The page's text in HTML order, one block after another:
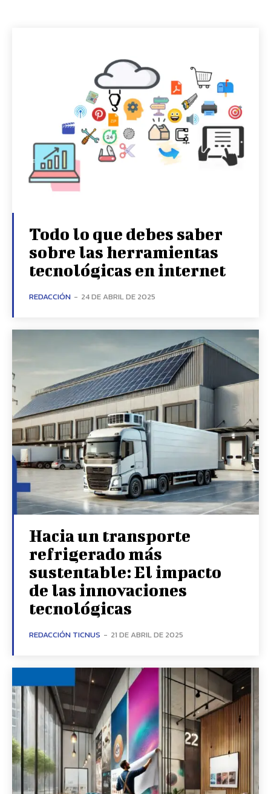
Todo lo que debes saber
sobre las herramientas
tecnológicas en internet
REDACCIÓN - 24 DE ABRIL DE 2025
Hacia un transporte
refrigerado más
sustentable: El impacto
de las innovaciones
tecnológicas
REDACCIÓN TICNUS - 21 DE ABRIL DE 2025